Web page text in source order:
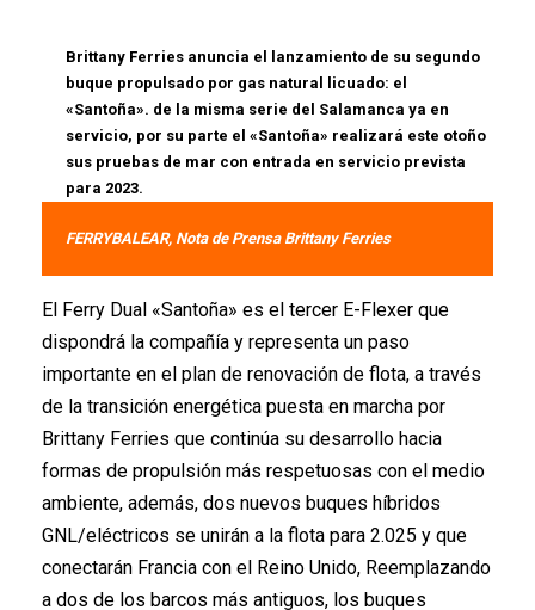
Brittany Ferries anuncia el lanzamiento de su segundo
buque propulsado por gas natural licuado: el
«Santoña». de la misma serie del Salamanca ya en
servicio, por su parte el «Santoña» realizará este otoño
sus pruebas de mar con entrada en servicio prevista
para 2023.
FERRYBALEAR, Nota de Prensa Brittany Ferries
El Ferry Dual «Santoña» es el tercer E-Flexer que
dispondrá la compañía y representa un paso
importante en el plan de renovación de flota, a través
de la transición energética puesta en marcha por
Brittany Ferries que continúa su desarrollo hacia
formas de propulsión más respetuosas con el medio
ambiente, además, dos nuevos buques híbridos
GNL/eléctricos se unirán a la flota para 2.025 y que
conectarán Francia con el Reino Unido, Reemplazando
a dos de los barcos más antiguos, los buques